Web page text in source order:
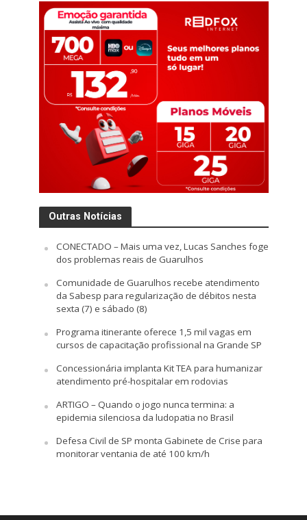
Outras Notícias
CONECTADO – Mais uma vez, Lucas Sanches foge
dos problemas reais de Guarulhos
Comunidade de Guarulhos recebe atendimento
da Sabesp para regularização de débitos nesta
sexta (7) e sábado (8)
Programa itinerante oferece 1,5 mil vagas em
cursos de capacitação profissional na Grande SP
Concessionária implanta Kit TEA para humanizar
atendimento pré-hospitalar em rodovias
ARTIGO – Quando o jogo nunca termina: a
epidemia silenciosa da ludopatia no Brasil
Defesa Civil de SP monta Gabinete de Crise para
monitorar ventania de até 100 km/h